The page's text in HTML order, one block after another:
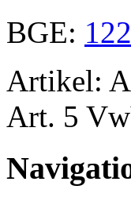
BGE:
Artikel:
Art. 5